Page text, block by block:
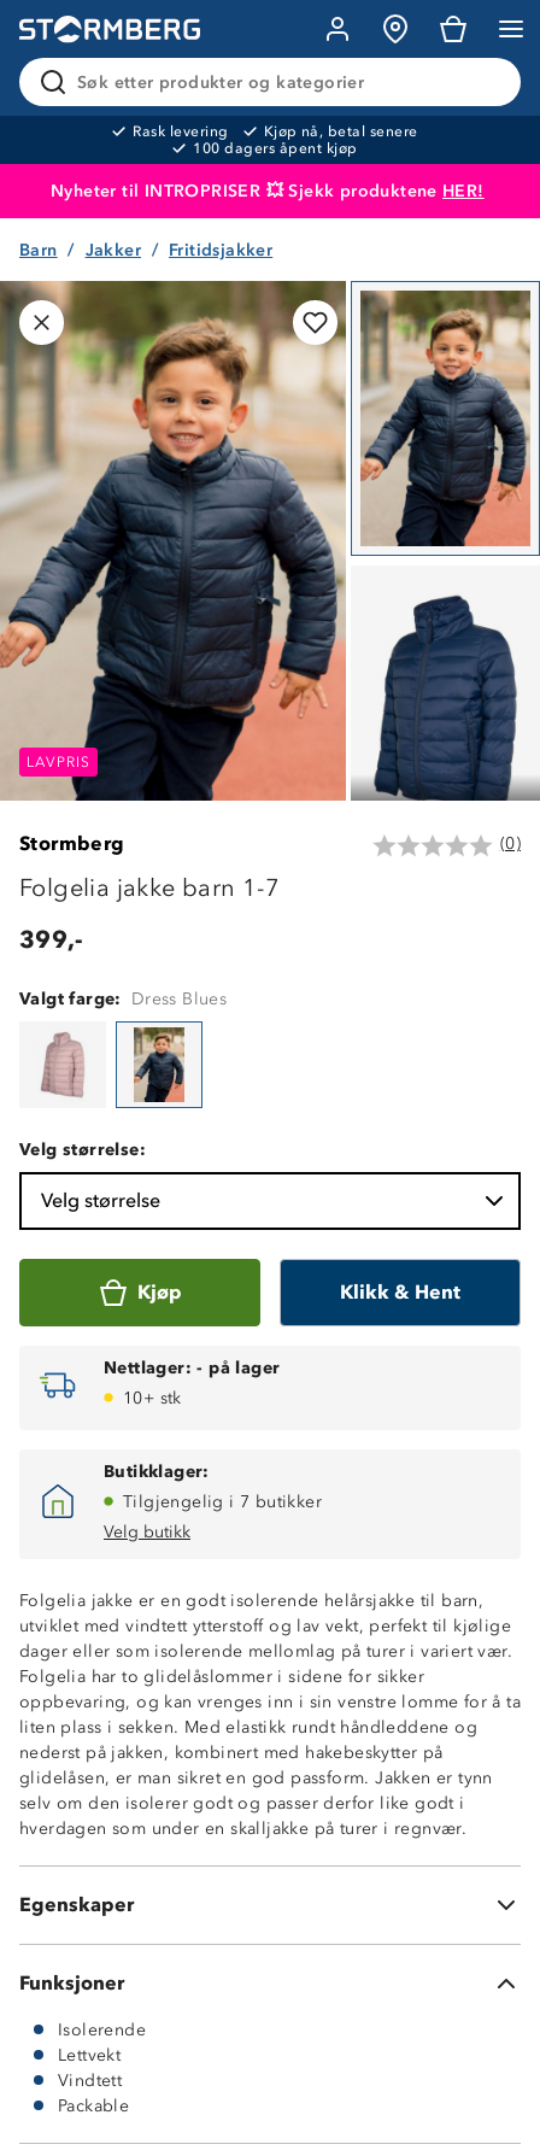
Søk etter produkter og kategorier
Rask levering
Kjøp nå, betal senere
100 dagers åpent kjøp
Nyheter til INTROPRISER 💥 Sjekk produktene HER!
Produktet er lagt i handlekurven
Barn Jakker Fritidsjakker
LAVPRIS LAVPRIS
LAVPRIS
Stormberg (0)
Folgelia jakke barn 1-7
399,-
Valgt farge: Dress Blues
Velg størrelse:
Velg størrelse
Kjøp Klikk & Hent
Nettlager: - på lager
10+ stk
Butikklager:
Tilgjengelig i 7 butikker
Velg butikk
Folgelia jakke er en godt isolerende helårsjakke til barn,
utviklet med vindtett ytterstoff og lav vekt, perfekt til kjølige
dager eller som isolerende mellomlag på turer i variert vær.
Folgelia har to glidelåslommer i sidene for sikker
oppbevaring, og kan vrenges inn i sin venstre lomme for å ta
liten plass i sekken. Med elastikk rundt håndleddene og
nederst på jakken, kombinert med hakebeskytter på
glidelåsen, er man sikret en god passform. Jakken er tynn
selv om den isolerer godt og passer derfor like godt i
hverdagen som under en skalljakke på turer i regnvær.
Egenskaper
Lettvekt
Isolerende
Vindtett
Packable
2 sidelommer med glidelås
Hakebeskytter på glidelås
OekoTex®-sertifisert
Funksjoner
Isolerende
Lettvekt
Vindtett
Packable